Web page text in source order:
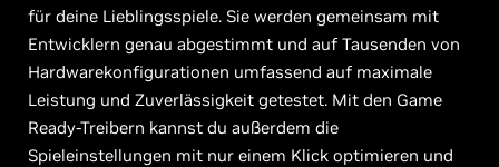
für deine Lieblingsspiele. Sie werden gemeinsam mit
Entwicklern genau abgestimmt und auf Tausenden von
Hardwarekonfigurationen umfassend auf maximale
Leistung und Zuverlässigkeit getestet. Mit den Game
Ready-Treibern kannst du außerdem die
Spieleinstellungen mit nur einem Klick optimieren und